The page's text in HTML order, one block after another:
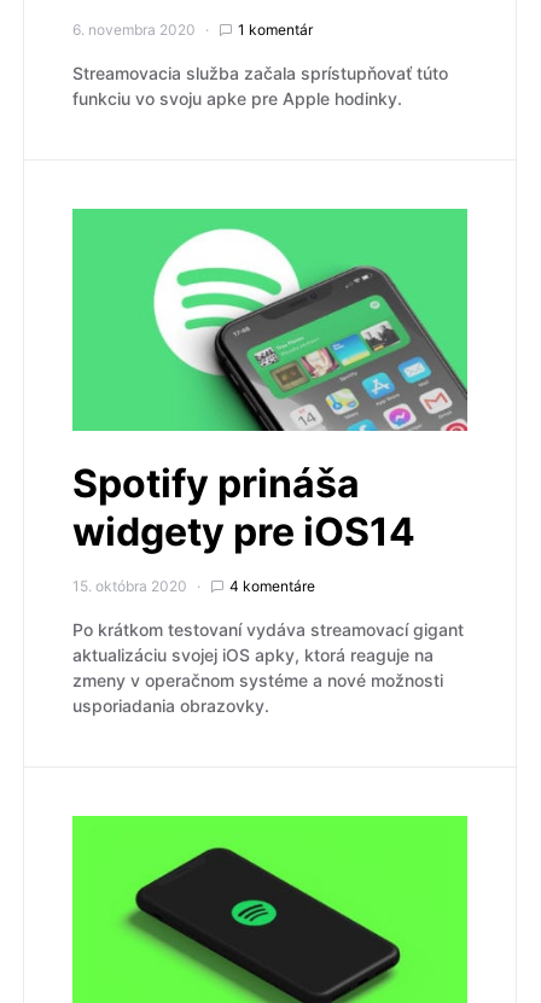
6. novembra 2020 1 komentár
Streamovacia služba začala sprístupňovať túto
funkciu vo svoju apke pre Apple hodinky.
Spotify prináša
widgety pre iOS14
15. októbra 2020 4 komentáre
Po krátkom testovaní vydáva streamovací gigant
aktualizáciu svojej iOS apky, ktorá reaguje na
zmeny v operačnom systéme a nové možnosti
usporiadania obrazovky.